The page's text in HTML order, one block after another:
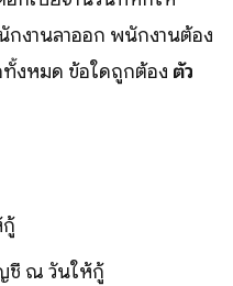
กงานลาออก พนักงานต้อง
ทั้งหมด ข้อใดถูกต้อง ตัว
ชี ณ วันให้กู้